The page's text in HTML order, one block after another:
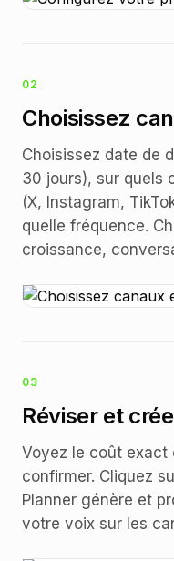
02
Choisissez
Choisissez date de
30 jours), sur quels
(X, Instagram,
quelle fréquence.
croissance,
03
Réviser et
Voyez le coût exact
confirmer. Cliquez
Planner génère et
votre voix sur les